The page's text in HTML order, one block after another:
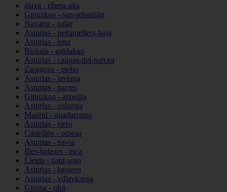
álava - ribera-alta
Gipuzkoa - san-sebastián
Navarra - galar
Asturias - peñamellera-baja
Asturias - lena
Bizkaia - galdakao
Asturias - cangas-del-narcea
Zaragoza - utebo
Asturias - laviana
Asturias - parres
Gipuzkoa - azpeitia
Asturias - colunga
Madrid - guadarrama
Asturias - siero
Castellón - orpesa
Asturias - navia
Illes-balears - inca
Lleida - naut-aran
Asturias - langreo
Asturias - villaviciosa
Girona - olot